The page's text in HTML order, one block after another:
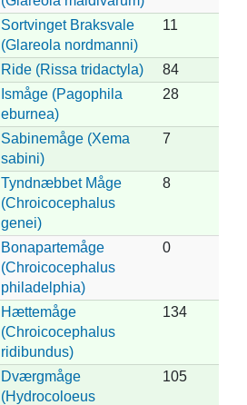
Sortvinget Braksvale
(Glareola nordmanni)
11
Ride (Rissa tridactyla)
84
Ismåge (Pagophila
eburnea)
28
Sabinemåge (Xema
sabini)
7
Tyndnæbbet Måge
(Chroicocephalus
genei)
8
Bonapartemåge
(Chroicocephalus
philadelphia)
0
Hættemåge
(Chroicocephalus
ridibundus)
134
Dværgmåge
(Hydrocoloeus
105